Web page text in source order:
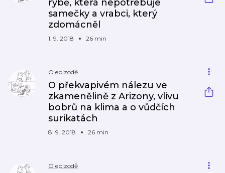
rybě, která nepotřebuje
samečky a vrabci, který
zdomácněl
1. 9. 2018 26 min
O epizodě
O překvapivém nálezu ve
zkamenělině z Arizony, vlivu
bobrů na klima a o vůdčích
surikatách
8. 9. 2018 26 min
O epizodě